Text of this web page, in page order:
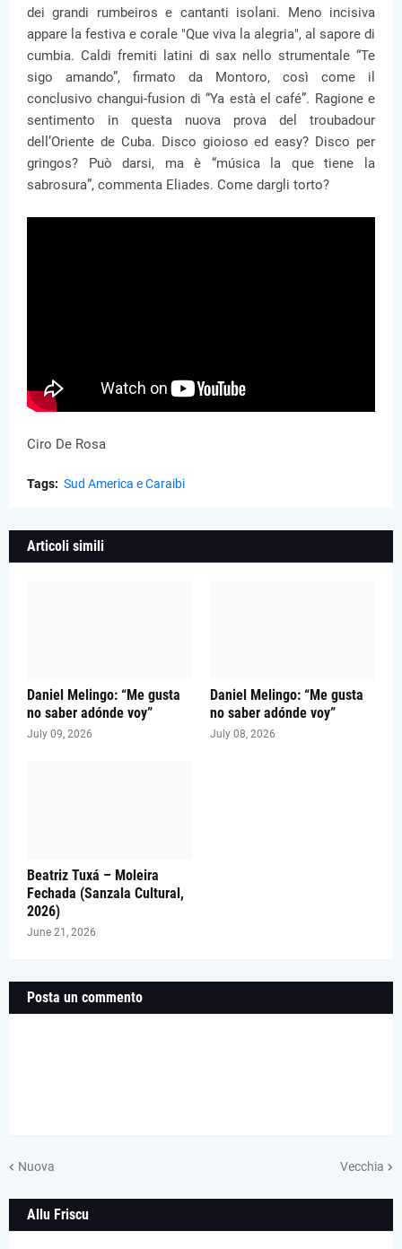
dei grandi rumbeiros e cantanti isolani. Meno incisiva
appare la festiva e corale "Que viva la alegria", al sapore di
cumbia. Caldi fremiti latini di sax nello strumentale “Te
sigo amando”, firmato da Montoro, così come il
conclusivo changui-fusion di “Ya està el café”. Ragione e
sentimento in questa nuova prova del troubadour
dell’Oriente de Cuba. Disco gioioso ed easy? Disco per
gringos? Può darsi, ma è “música la que tiene la
sabrosura”, commenta Eliades. Come dargli torto?
Ciro De Rosa
Tags: Sud America e Caraibi
Articoli simili
Daniel Melingo: “Me gusta
no saber adónde voy”
July 09, 2026
Daniel Melingo: “Me gusta
no saber adónde voy”
July 08, 2026
Beatriz Tuxá – Moleira
Fechada (Sanzala Cultural,
2026)
June 21, 2026
Posta un commento
Nuova Vecchia
Allu Friscu